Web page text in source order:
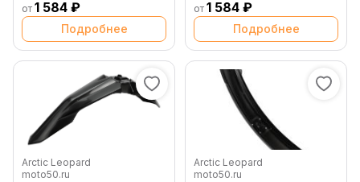
от 1 584 ₽
Подробнее
от 1 584 ₽
Подробнее
Arctic Leopard
moto50.ru
Arctic Leopard
moto50.ru